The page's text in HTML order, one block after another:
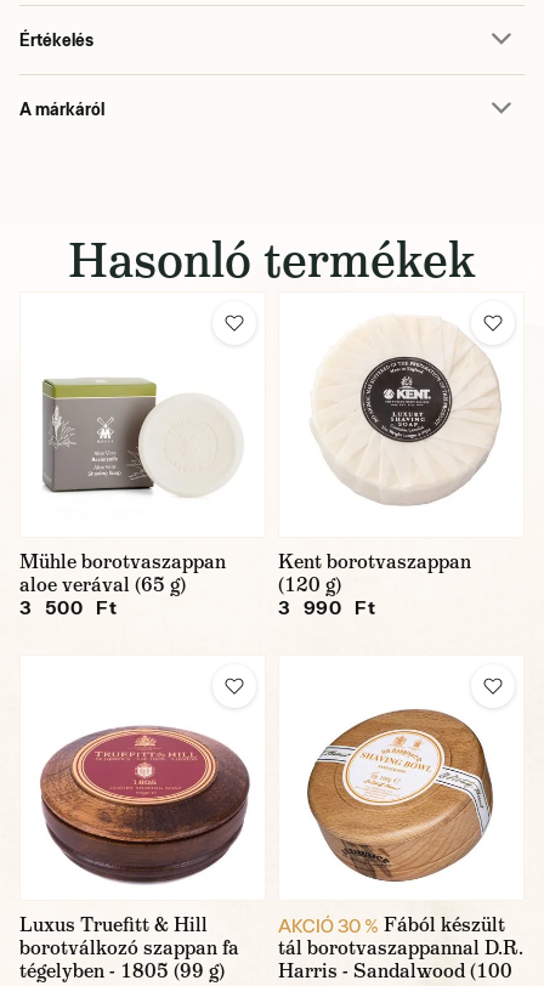
Értékelés
A márkáról
Hasonló termékek
Mühle borotvaszappan
aloe verával (65 g)
3 500 Ft
Kent borotvaszappan
(120 g)
3 990 Ft
Luxus Truefitt & Hill
borotválkozó szappan fa
tégelyben - 1805 (99 g)
AKCIÓ 30 % Fából készült
tál borotvaszappannal D.R.
Harris - Sandalwood (100